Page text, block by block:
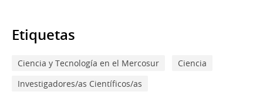
Etiquetas
Ciencia y Tecnología en el Mercosur
Ciencia
Investigadores/as Científicos/as